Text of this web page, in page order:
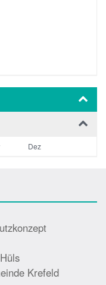
Dez
Krefeld